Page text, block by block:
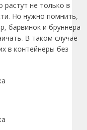
растут не только в
Но нужно помнить,
барвинок и бруннера
В таком случае
в контейнеры без